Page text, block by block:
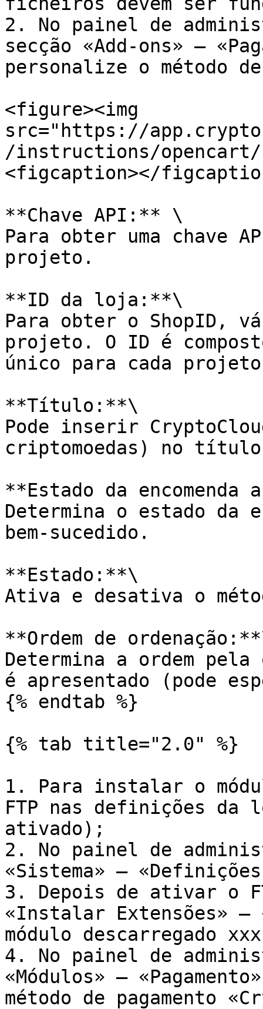
2. No painel de
secção «Add-ons» —
personalize o método
<figure><img
src="https://
/instructions/
<figcaption></
**Chave API:** \
Para obter uma chave
projeto.
**ID da loja:**\
Para obter o ShopID,
projeto. O ID é
único para cada
**Título:**\
Pode inserir
criptomoedas) no título
**Estado da encomenda
Determina o estado da
bem-sucedido.
**Estado:**\
Ativa e desativa o
**Ordem de
Determina a ordem pela
é apresentado (pode
{% endtab %}
{% tab title="2.0" %}
1. Para instalar o
FTP nas definições
ativado);
2. No painel de
«Sistema» —
3. Depois de ativar o
«Instalar Extensões» —
módulo descarregado
4. No painel de
«Módulos» —
método de pagamento